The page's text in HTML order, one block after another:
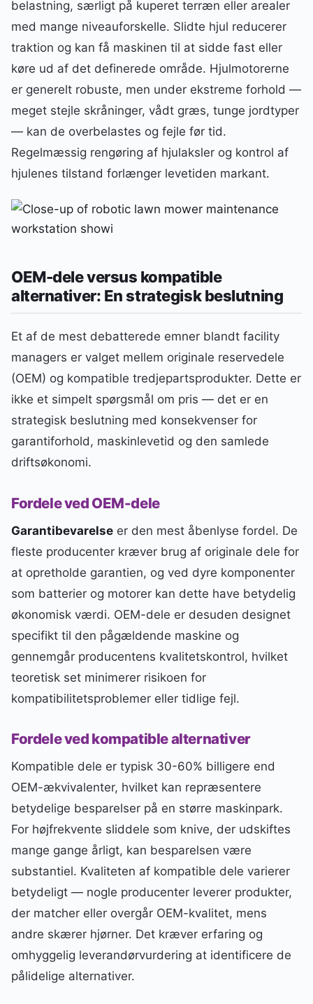
belastning, særligt på kuperet terræn eller arealer
med mange niveauforskelle. Slidte hjul reducerer
traktion og kan få maskinen til at sidde fast eller
køre ud af det definerede område. Hjulmotorerne
er generelt robuste, men under ekstreme forhold —
meget stejle skråninger, vådt græs, tunge jordtyper
— kan de overbelastes og fejle før tid.
Regelmæssig rengøring af hjulaksler og kontrol af
hjulenes tilstand forlænger levetiden markant.
OEM-dele versus kompatible
alternativer: En strategisk beslutning
Et af de mest debatterede emner blandt facility
managers er valget mellem originale reservedele
(OEM) og kompatible tredjepartsprodukter. Dette er
ikke et simpelt spørgsmål om pris — det er en
strategisk beslutning med konsekvenser for
garantiforhold, maskinlevetid og den samlede
driftsøkonomi.
Fordele ved OEM-dele
Garantibevarelse er den mest åbenlyse fordel. De
fleste producenter kræver brug af originale dele for
at opretholde garantien, og ved dyre komponenter
som batterier og motorer kan dette have betydelig
økonomisk værdi. OEM-dele er desuden designet
specifikt til den pågældende maskine og
gennemgår producentens kvalitetskontrol, hvilket
teoretisk set minimerer risikoen for
kompatibilitetsproblemer eller tidlige fejl.
Fordele ved kompatible alternativer
Kompatible dele er typisk 30-60% billigere end
OEM-ækvivalenter, hvilket kan repræsentere
betydelige besparelser på en større maskinpark.
For højfrekvente sliddele som knive, der udskiftes
mange gange årligt, kan besparelsen være
substantiel. Kvaliteten af kompatible dele varierer
betydeligt — nogle producenter leverer produkter,
der matcher eller overgår OEM-kvalitet, mens
andre skærer hjørner. Det kræver erfaring og
omhyggelig leverandørvurdering at identificere de
pålidelige alternativer.